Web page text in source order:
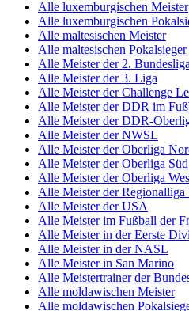
Alle luxemburgischen Meister
Alle luxemburgischen
Alle maltesischen Meister
Alle maltesischen Pokalsieger
Alle Meister der 2. Bundesliga
Alle Meister der 3. Liga
Alle Meister der Challenge
Alle Meister der DDR im
Alle Meister der DDR-
Alle Meister der NWSL
Alle Meister der Oberliga
Alle Meister der Oberliga Süd
Alle Meister der Oberliga
Alle Meister der Regionalliga
Alle Meister der USA
Alle Meister im Fußball der
Alle Meister in der Eerste
Alle Meister in der NASL
Alle Meister in San Marino
Alle Meistertrainer der
Alle moldawischen Meister
Alle moldawischen